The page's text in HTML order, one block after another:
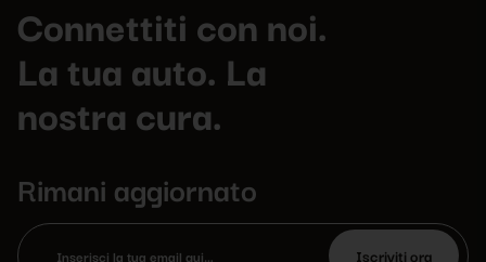
Connettiti con noi.
La tua auto. La
nostra cura.
Rimani aggiornato